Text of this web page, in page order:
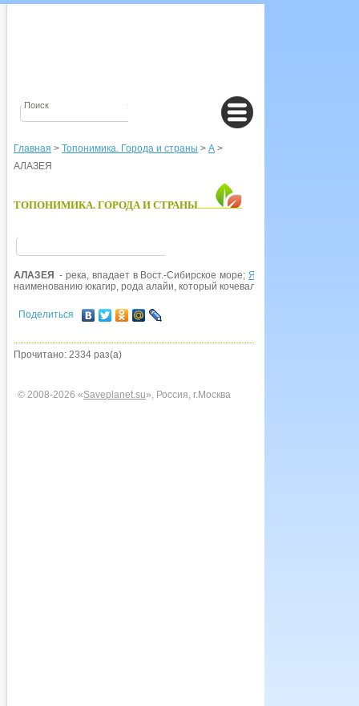
Главная > Топонимика. Города и страны > А >
АЛАЗЕЯ
ТОПОНИМИКА. ГОРОДА И СТРАНЫ
АЛАЗЕЯ - река, впадает в Вост.-Сибирское море;Якутия
наименованию юкагир, рода алайи, который кочевал по этой реке.
Поделиться
Прочитано: 2334 раз(а)
© 2008-2026 «Saveplanet.su», Россия, г.Москва